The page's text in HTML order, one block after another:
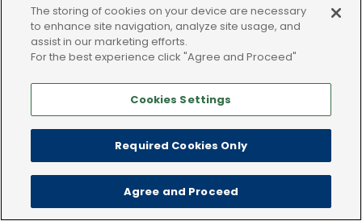
CR DK
ES FI
IE
The storing of cookies on your device are necessary
to enhance site navigation, analyze site usage, and
assist in our marketing efforts.
For the best experience click "Agree and Proceed"
Cookies Settings
Required Cookies Only
Agree and Proceed